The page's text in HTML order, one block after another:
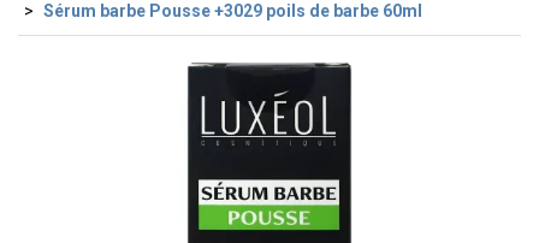
Sérum barbe Pousse +3029 poils de barbe 60ml